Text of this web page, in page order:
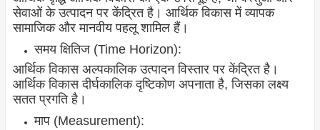
सेवाओं के उत्पादन पर केंद्रित है। आर्थिक विकास में व्यापक
सामाजिक और मानवीय पहलू शामिल हैं।
समय क्षितिज (Time Horizon):
आर्थिक विकास अल्पकालिक उत्पादन विस्तार पर केंद्रित है।
आर्थिक विकास दीर्घकालिक दृष्टिकोण अपनाता है, जिसका लक्ष्य
सतत प्रगति है।
माप (Measurement):